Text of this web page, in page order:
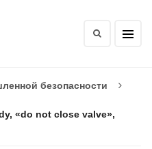
безопасности
«do not close valve»,